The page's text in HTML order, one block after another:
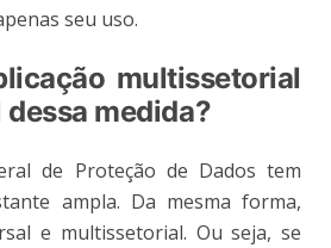
seu uso.
multissetorial
medida?
de Proteção de Dados tem
ampla. Da mesma forma,
e multissetorial. Ou seja, se